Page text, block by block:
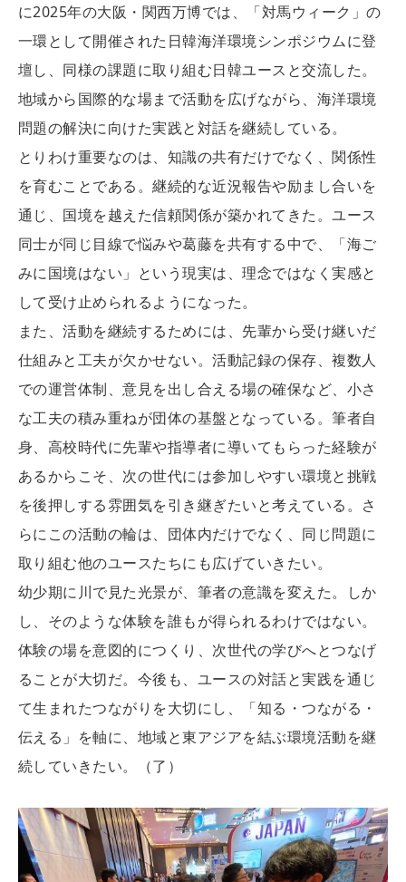
に2025年の大阪・関西万博では、「対馬ウィーク」の
一環として開催された日韓海洋環境シンポジウムに登
壇し、同様の課題に取り組む日韓ユースと交流した。
地域から国際的な場まで活動を広げながら、海洋環境
問題の解決に向けた実践と対話を継続している。
とりわけ重要なのは、知識の共有だけでなく、関係性
を育むことである。継続的な近況報告や励まし合いを
通じ、国境を越えた信頼関係が築かれてきた。ユース
同士が同じ目線で悩みや葛藤を共有する中で、「海ご
みに国境はない」という現実は、理念ではなく実感と
して受け止められるようになった。
また、活動を継続するためには、先輩から受け継いだ
仕組みと工夫が欠かせない。活動記録の保存、複数人
での運営体制、意見を出し合える場の確保など、小さ
な工夫の積み重ねが団体の基盤となっている。筆者自
身、高校時代に先輩や指導者に導いてもらった経験が
あるからこそ、次の世代には参加しやすい環境と挑戦
を後押しする雰囲気を引き継ぎたいと考えている。さ
らにこの活動の輪は、団体内だけでなく、同じ問題に
取り組む他のユースたちにも広げていきたい。
幼少期に川で見た光景が、筆者の意識を変えた。しか
し、そのような体験を誰もが得られるわけではない。
体験の場を意図的につくり、次世代の学びへとつなげ
ることが大切だ。今後も、ユースの対話と実践を通じ
て生まれたつながりを大切にし、「知る・つながる・
伝える」を軸に、地域と東アジアを結ぶ環境活動を継
続していきたい。（了）